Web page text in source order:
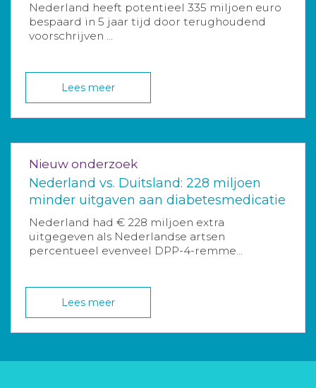
Nederland heeft potentieel 335 miljoen euro
bespaard in 5 jaar tijd door terughoudend
voorschrijven ...
Lees meer
Nieuw onderzoek
Nederland vs. Duitsland: 228 miljoen
minder uitgaven aan diabetesmedicatie
Nederland had € 228 miljoen extra
uitgegeven als Nederlandse artsen
percentueel evenveel DPP-4-remme...
Lees meer